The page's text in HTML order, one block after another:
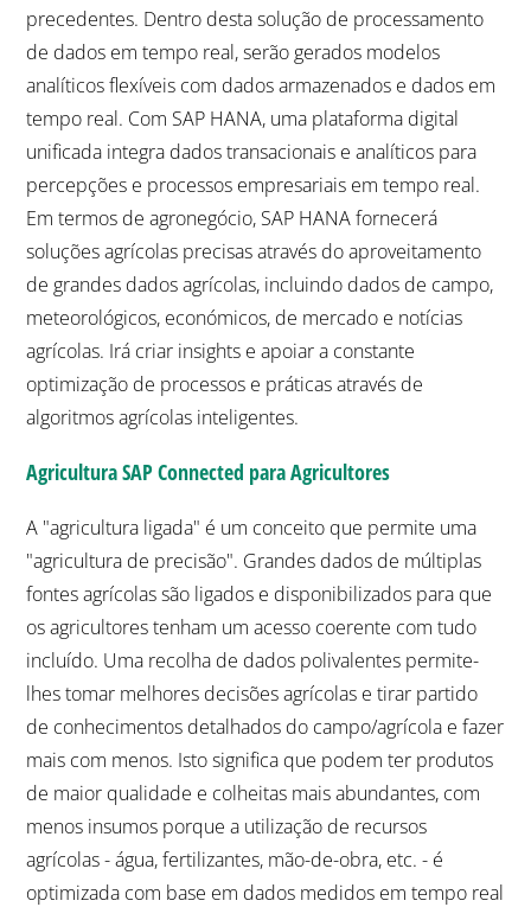
precedentes. Dentro desta solução de processamento
de dados em tempo real, serão gerados modelos
analíticos flexíveis com dados armazenados e dados em
tempo real. Com SAP HANA, uma plataforma digital
unificada integra dados transacionais e analíticos para
percepções e processos empresariais em tempo real.
Em termos de agronegócio, SAP HANA fornecerá
soluções agrícolas precisas através do aproveitamento
de grandes dados agrícolas, incluindo dados de campo,
meteorológicos, económicos, de mercado e notícias
agrícolas. Irá criar insights e apoiar a constante
optimização de processos e práticas através de
algoritmos agrícolas inteligentes.
Agricultura SAP Connected para Agricultores
A "agricultura ligada" é um conceito que permite uma
"agricultura de precisão". Grandes dados de múltiplas
fontes agrícolas são ligados e disponibilizados para que
os agricultores tenham um acesso coerente com tudo
incluído. Uma recolha de dados polivalentes permite-
lhes tomar melhores decisões agrícolas e tirar partido
de conhecimentos detalhados do campo/agrícola e fazer
mais com menos. Isto significa que podem ter produtos
de maior qualidade e colheitas mais abundantes, com
menos insumos porque a utilização de recursos
agrícolas - água, fertilizantes, mão-de-obra, etc. - é
optimizada com base em dados medidos em tempo real